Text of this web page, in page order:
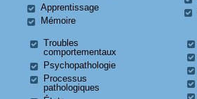
Apprentissage
Mémoire
Troubles
comportementaux
Psychopathologie
Processus
pathologiques